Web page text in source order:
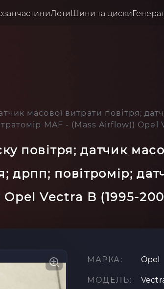
ЛотиШини та диски
масової витрати повітря;
MAF - (Mass Airflow)) Opel
повітря; датчик
дрпп; повітромір;
Vectra B (1995-
МАРКА: Opel
МОДЕЛЬ: